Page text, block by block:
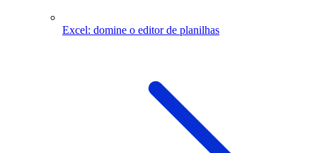
Excel: domine o editor de planilhas